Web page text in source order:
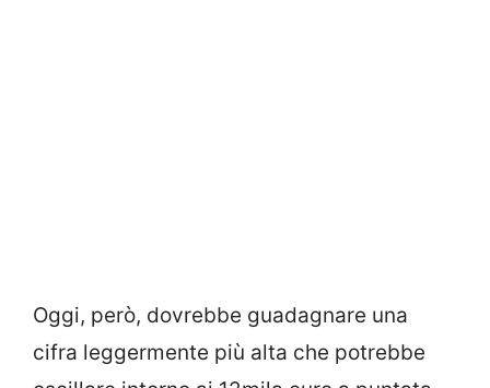
Oggi, però, dovrebbe guadagnare una
cifra leggermente più alta che potrebbe